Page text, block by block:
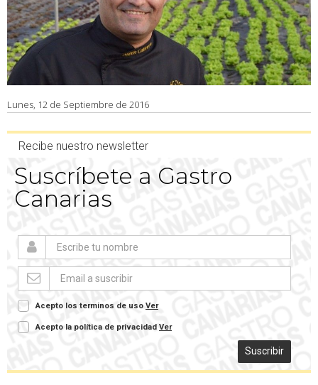
Lunes, 12 de Septiembre de 2016
Recibe nuestro newsletter
Suscríbete a Gastro
Canarias
Acepto los terminos de uso Ver
Acepto la política de privacidad Ver
Suscribir